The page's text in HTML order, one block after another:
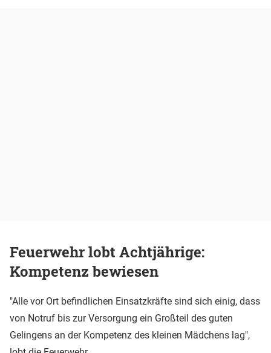
Feuerwehr lobt Achtjährige:
Kompetenz bewiesen
"Alle vor Ort befindlichen Einsatzkräfte sind sich einig, dass
von Notruf bis zur Versorgung ein Großteil des guten
Gelingens an der Kompetenz des kleinen Mädchens lag",